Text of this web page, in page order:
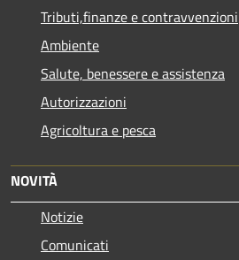
Tributi,finanze e contravvenzioni
Ambiente
Salute, benessere e assistenza
Autorizzazioni
Agricoltura e pesca
NOVITÀ
Notizie
Comunicati